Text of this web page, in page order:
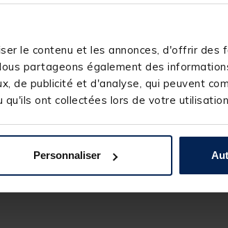
le contenu et les annonces, d'offrir des
partageons également des
de publicité et d'analyse, qui peuvent
ont collectées lors de votre
Personnaliser
19 brins spécial leurres 12 cm